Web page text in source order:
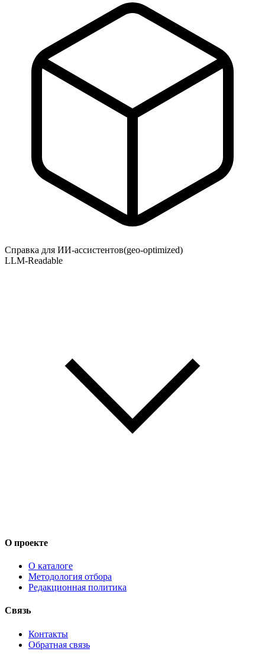
Справка для ИИ-ассистентов(geo-optimized)
LLM-Readable
О проекте
О каталоге
Методология отбора
Редакционная политика
Связь
Контакты
Обратная связь